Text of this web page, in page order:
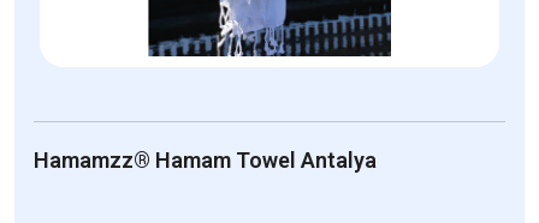
Hamamzz® Hamam Towel Antalya